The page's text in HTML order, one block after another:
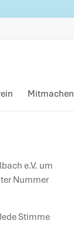
Mitmachen
e.V. um
Nummer
Stimme